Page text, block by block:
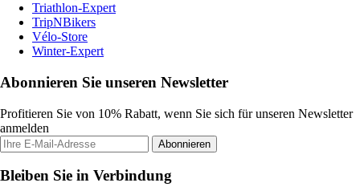
Triathlon-Expert
TripNBikers
Vélo-Store
Winter-Expert
Abonnieren Sie unseren Newsletter
Profitieren Sie von 10% Rabatt, wenn Sie sich für unseren Newsletter
anmelden
Abonnieren
Bleiben Sie in Verbindung